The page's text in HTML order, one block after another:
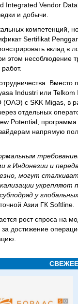
Integrated Vendor
и добычи.
компетенций,
Sertifikat
вклад в
этом несоблюдение
Industri или
с SKK Migas, в
отдельных
Potential, программа
напрямую
в Индонезии и
могут
у
Азии ГК Softline.
рост спроса на
за достижение